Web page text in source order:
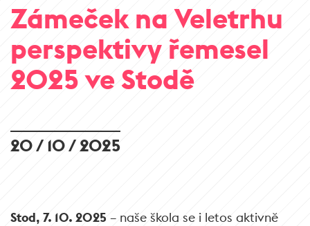
Zámeček na Veletrhu
perspektivy řemesel
2025 ve Stodě
20 / 10 / 2025
Stod, 7. 10. 2025 – naše škola se i letos aktivně